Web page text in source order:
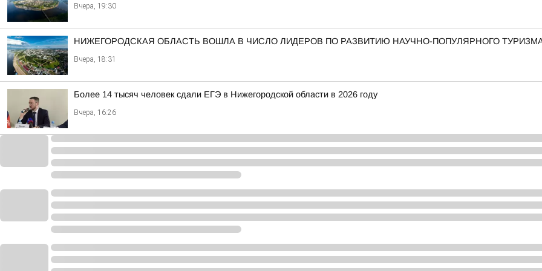
Вчера, 19:30
НИЖЕГОРОДСКАЯ ОБЛАСТЬ ВОШЛА В ЧИСЛО ЛИДЕРОВ ПО РАЗВИТИЮ НАУЧНО-ПОПУЛЯРНОГО
Вчера, 18:31
Более 14 тысяч человек сдали ЕГЭ в Нижегородской области в 2026 году
Вчера, 16:26